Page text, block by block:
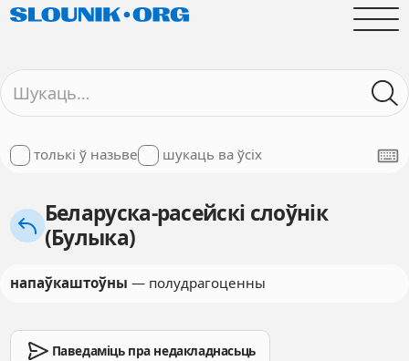
толькі ў назьве шукаць ва ўсіх
Беларуска-расейскі слоўнік
(Булыка)
напаўкаштоўны — полудрагоценны
Паведаміць пра недакладнасьць